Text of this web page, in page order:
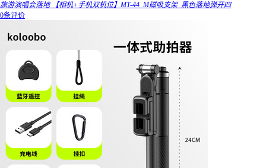
旅游演唱会落地 【相机+手机双机位】MT-44_M磁吸支架_黑色落地弹开四
0条评价